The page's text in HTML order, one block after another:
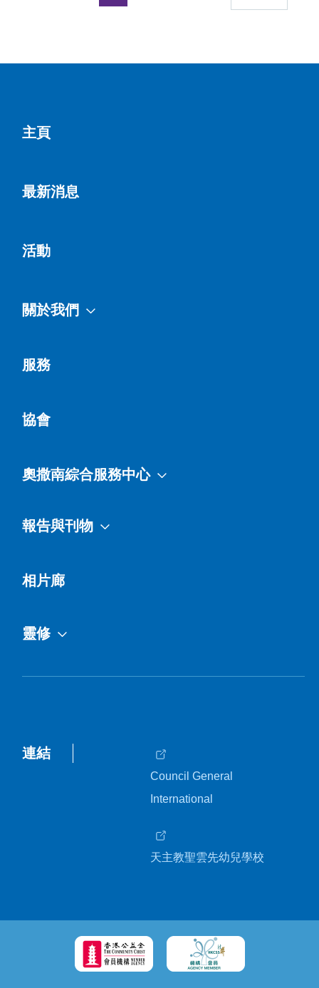
聖安德肋堂
主頁
最新消息
活動
關於我們
服務
協會
奧撒南綜合服務中心
報告與刊物
相片廊
靈修
連結
Council General
International
天主教聖雲先幼兒學校